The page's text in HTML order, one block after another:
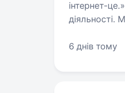
інтернет-
діяльності.
6 днів тому